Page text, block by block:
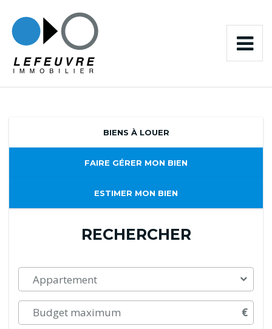
BIENS À LOUER
FAIRE GÉRER MON BIEN
ESTIMER MON BIEN
RECHERCHER
Appartement
€